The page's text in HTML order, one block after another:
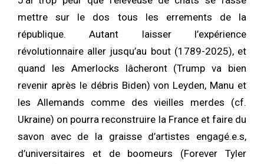
mettre sur le dos tous les errements de la
république. Autant laisser l’expérience
révolutionnaire aller jusqu’au bout (1789-2025), et
quand les Amerlocks lâcheront (Trump va bien
revenir après le débris Biden) von Leyden, Manu et
les Allemands comme des vieilles merdes (cf.
Ukraine) on pourra reconstruire la France et faire du
savon avec de la graisse d’artistes engagé.e.s,
d’universitaires et de boomeurs (Forever Tyler